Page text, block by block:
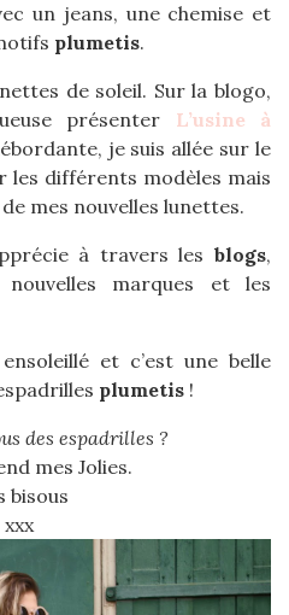
un jeans, une chemise et
plumetis.
de soleil. Sur la blogo,
présenter L’usine à
je suis allée sur le
les différents modèles mais
mes nouvelles lunettes.
à travers les blogs,
marques et les
et c’est une belle
plumetis !
des espadrilles ?
mes Jolies.
bisous
xxx